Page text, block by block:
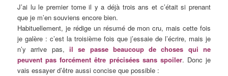
J’ai lu le premier tome il y a déjà trois ans et c’était si prenant
que je m’en souviens encore bien.
Habituellement, je rédige un résumé de mon cru, mais cette fois
je galère : c’est la troisième fois que j’essaie de l’écrire, mais je
n’y arrive pas, il se passe beaucoup de choses qui ne
peuvent pas forcément être précisées sans spoiler. Donc je
vais essayer d’être aussi concise que possible :